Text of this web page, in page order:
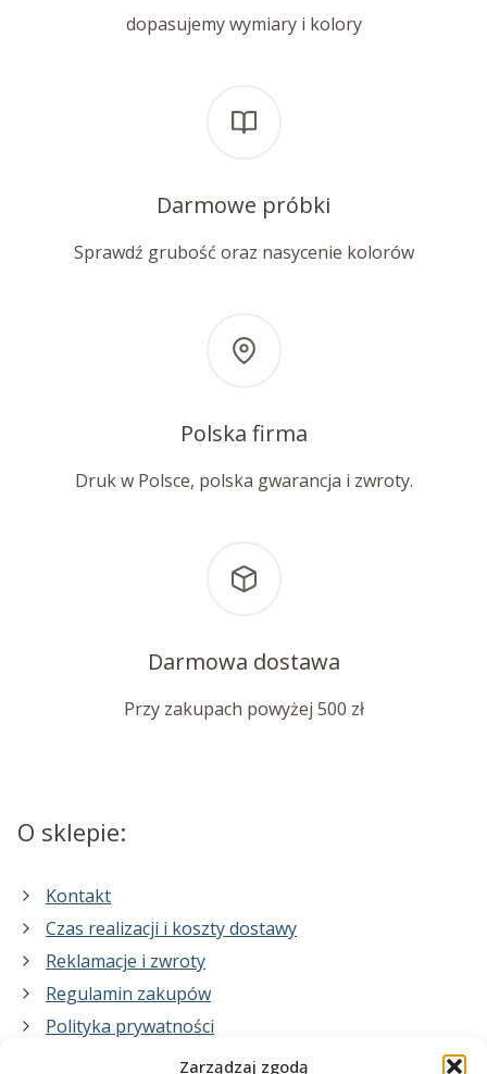
Zarządzaj zgodą
dopasujemy wymiary i kolory
Darmowe próbki
Sprawdź grubość oraz nasycenie kolorów
Polska firma
Druk w Polsce, polska gwarancja i zwroty.
Darmowa dostawa
Przy zakupach powyżej 500 zł
O sklepie:
Kontakt
Czas realizacji i koszty dostawy
Reklamacje i zwroty
Regulamin zakupów
Polityka prywatności